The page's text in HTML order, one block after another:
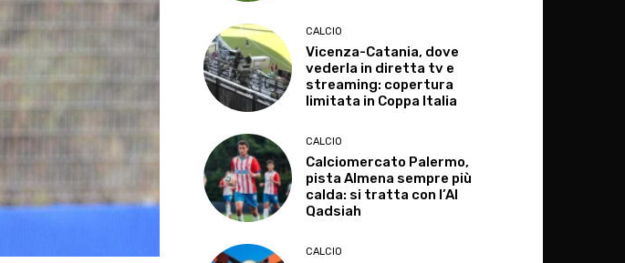
CALCIO
Vicenza-Catania, dove
vederla in diretta tv e
streaming: copertura
limitata in Coppa Italia
CALCIO
Calciomercato Palermo,
pista Almena sempre più
calda: si tratta con l’Al
Qadsiah
CALCIO